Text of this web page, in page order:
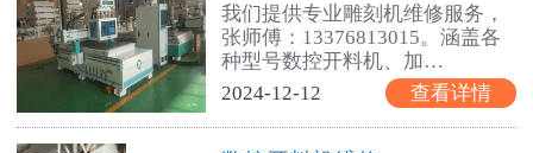
我们提供专业雕刻机维修服务，
张师傅：13376813015。涵盖各
种型号数控开料机、加…
查看详情
2024-12-12